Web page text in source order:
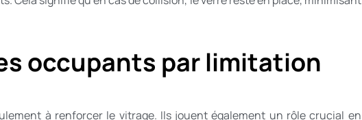
occupants par limitation
à renforcer le vitrage. Ils jouent également un rôle crucial en